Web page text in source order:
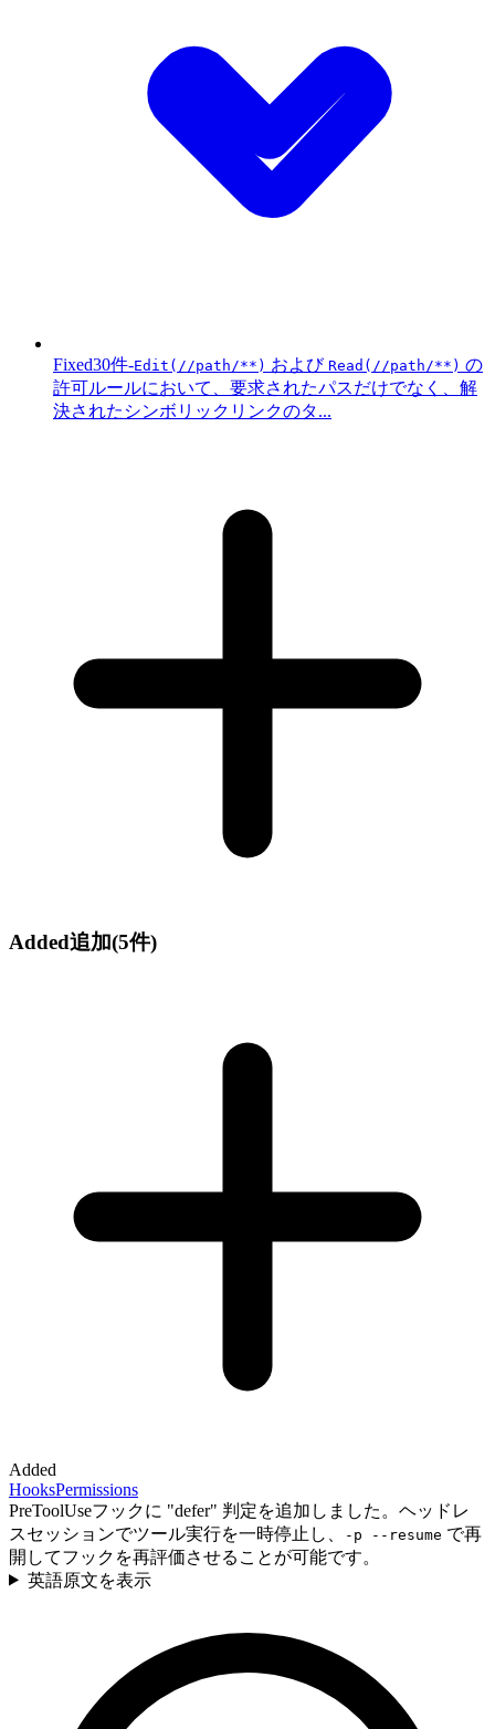
Fixed30件-Edit(//path/**) および Read(//path/**) の
許可ルールにおいて、要求されたパスだけでなく、解
決されたシンボリックリンクのタ...
Added追加(5件)
Added
HooksPermissions
PreToolUseフックに "defer" 判定を追加しました。ヘッドレ
スセッションでツール実行を一時停止し、
-p --resume で再
開してフックを再評価させることが可能です。
英語原文を表示